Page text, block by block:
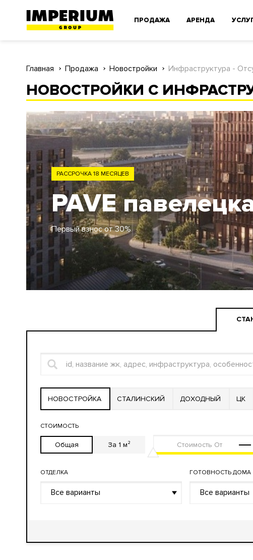
ПРОДАЖА АРЕНДА
Главная Продажа Новостройки Инфраструктура -
НОВОСТРОЙКИ С
ЗАО
Родина Парк
Первый взнос от 30%
НОВОСТРОЙКА СТАЛИНСКИЙ ДОХОДНЫЙ ЦК
СТОИМОСТЬ
Общая За 1 м²
ОТДЕЛКА
Все варианты
ГОТОВНОСТЬ ДОМА
Все варианты